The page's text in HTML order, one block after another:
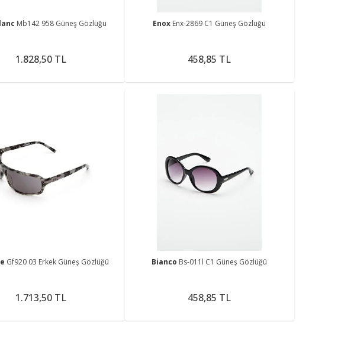
Mb142 958 Güneş Gözlüğü
1.828,50 TL
Enox Enx-2869 C1 Güneş Gözlüğü
458,85 TL
Gf920 03 Erkek Güneş Gözlüğü
1.713,50 TL
Bianco Bs-011l C1 Güneş Gözlüğü
458,85 TL